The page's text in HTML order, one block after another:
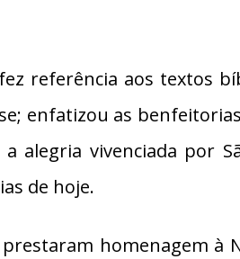
referência aos textos
enfatizou as
alegria vivenciada por
de hoje.
homenagem à